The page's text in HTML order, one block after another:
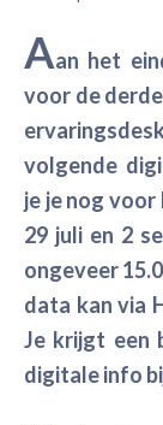
Aan het
voor de
volgende
je je nog voor
29 juli en 2
ongeveer
data kan via
Je krijgt een
digitale info